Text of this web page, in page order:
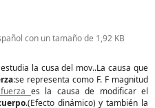
con un tamaño de 1,92 KB
la cusa del mov..La causa que
:se representa como F. F magnitud
es la causa de modificar el
.(Efecto dinámico) y también la